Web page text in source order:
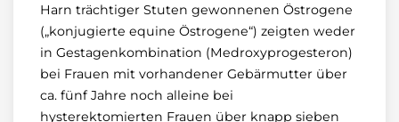
Harn trächtiger Stuten gewonnenen Östrogene
(„konjugierte equine Östrogene“) zeigten weder
in Gestagenkombination (Medroxyprogesteron)
bei Frauen mit vorhandener Gebärmutter über
ca. fünf Jahre noch alleine bei
hysterektomierten Frauen über knapp sieben